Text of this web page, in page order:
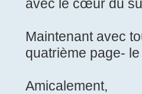
avec le cœur du
Maintenant avec
quatrième page-
Amicalement,